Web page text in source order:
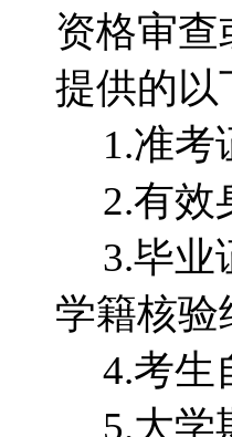
资格审
提供的以
1.准考
2.有效
3.毕业
学籍核验
4.考生
5.大学